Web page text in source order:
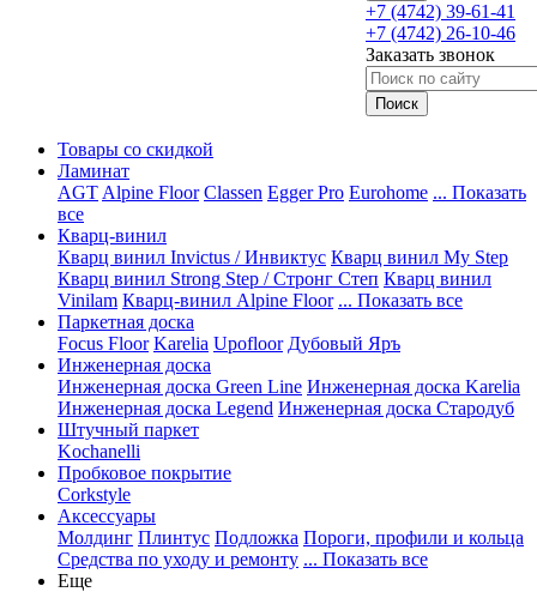
+7 (4742) 39-61-41
+7 (4742) 26-10-46
Заказать звонок
Товары со скидкой
Ламинат
AGT Alpine Floor Classen Egger Pro Eurohome ... Показать
все
Кварц-винил
Кварц винил Invictus / Инвиктус Кварц винил My Step
Кварц винил Strong Step / Стронг Степ Кварц винил
Vinilam Кварц-винил Alpine Floor ... Показать все
Паркетная доска
Focus Floor Karelia Upofloor Дубовый Яръ
Инженерная доска
Инженерная доска Green Line Инженерная доска Karelia
Инженерная доска Legend Инженерная доска Стародуб
Штучный паркет
Kochanelli
Пробковое покрытие
Corkstyle
Аксессуары
Молдинг Плинтус Подложка Пороги, профили и кольца
Средства по уходу и ремонту ... Показать все
Еще